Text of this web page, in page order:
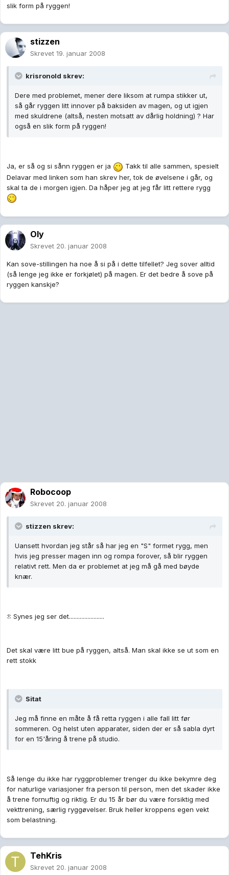
slik form på ryggen!
stizzen
Skrevet 19. januar 2008
krisronold skrev:
Dere med problemet, mener dere liksom at rumpa stikker ut,
så går ryggen litt innover på baksiden av magen, og ut igjen
med skuldrene (altså, nesten motsatt av dårlig holdning) ? Har
også en slik form på ryggen!
Ja, er så og si sånn ryggen er ja
Takk til alle sammen, spesielt
Delavar med linken som han skrev her, tok de øvelsene i går, og
skal ta de i morgen igjen. Da håper jeg at jeg får litt rettere rygg
Oly
Skrevet 20. januar 2008
Kan sove-stillingen ha noe å si på i dette tilfellet? Jeg sover alltid
(så lenge jeg ikke er forkjølet) på magen. Er det bedre å sove på
ryggen kanskje?
Robocoop
Skrevet 20. januar 2008
stizzen skrev:
Uansett hvordan jeg står så har jeg en "S" formet rygg, men
hvis jeg presser magen inn og rompa forover, så blir ryggen
relativt rett. Men da er problemet at jeg må gå med bøyde
knær.
:!: Synes jeg ser det.......................
Det skal være litt bue på ryggen, altså. Man skal ikke se ut som en
rett stokk
Sitat
Jeg må finne en måte å få retta ryggen i alle fall litt før
sommeren. Og helst uten apparater, siden der er så sabla dyrt
for en 15'åring å trene på studio.
Så lenge du ikke har ryggproblemer trenger du ikke bekymre deg
for naturlige variasjoner fra person til person, men det skader ikke
å trene fornuftig og riktig. Er du 15 år bør du være forsiktig med
vekttrening, særlig ryggøvelser. Bruk heller kroppens egen vekt
som belastning.
TehKris
Skrevet 20. januar 2008